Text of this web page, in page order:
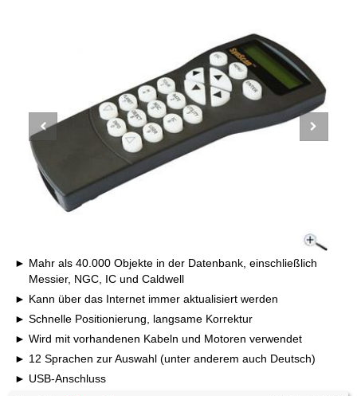
Mahr als 40.000 Objekte in der Datenbank, einschließlich
Messier, NGC, IC und Caldwell
Kann über das Internet immer aktualisiert werden
Schnelle Positionierung, langsame Korrektur
Wird mit vorhandenen Kabeln und Motoren verwendet
12 Sprachen zur Auswahl (unter anderem auch Deutsch)
USB-Anschluss